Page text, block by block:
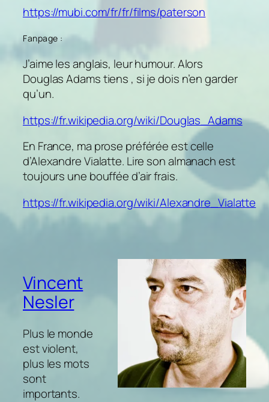
https://mubi.com/fr/fr/films/paterson
Fanpage :
J’aime les anglais, leur humour. Alors
Douglas Adams tiens , si je dois n’en garder
qu’un.
https://fr.wikipedia.org/wiki/Douglas_Adams
En France, ma prose préférée est celle
d’Alexandre Vialatte. Lire son almanach est
toujours une bouffée d’air frais.
https://fr.wikipedia.org/wiki/Alexandre_Vialatte
Vincent
Nesler
Plus le monde
est violent,
plus les mots
sont
importants.